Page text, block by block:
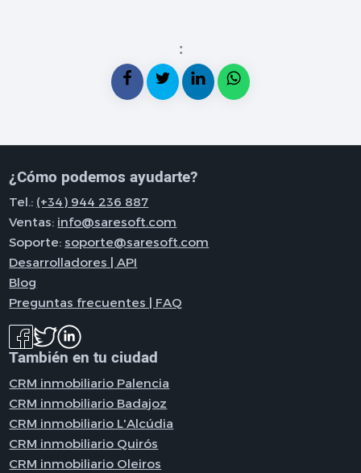
:
¿Cómo podemos ayudarte?
Tel.: (+34) 944 236 887
Ventas: info@saresoft.com
Soporte:soporte@saresoft.com
Desarrolladores | API
Blog
Preguntas frecuentes | FAQ
También en tu ciudad
CRM inmobiliario Palencia
CRM inmobiliario Badajoz
CRM inmobiliario L'Alcúdia
CRM inmobiliario Quirós
CRM inmobiliario Oleiros